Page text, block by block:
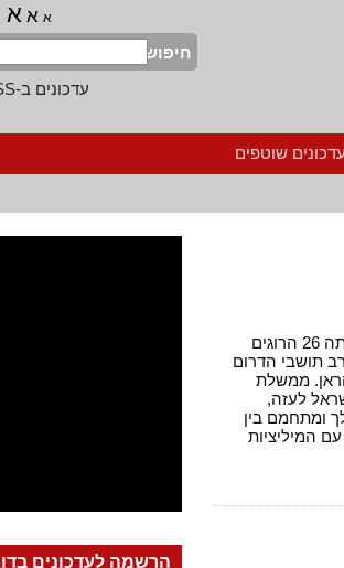
א א
חיפוש
עדכונים ב-RSS
שוטפים
בנימין נתניהו ואהוד ברק עוררו תבערה נוספת, שגבתה 26 הרוגים
הדרום
ממשלת
לעזה,
בין
הרשמה לעדכונים